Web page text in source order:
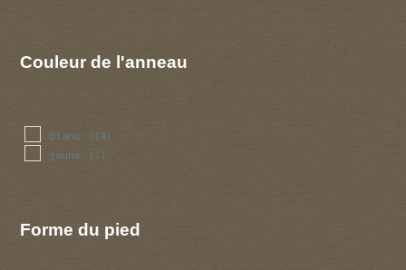
Couleur de l'anneau
blanc (14)
jaune (1)
Forme du pied